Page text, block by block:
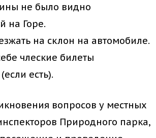
не было видно
на Горе.
на склон на автомобиле.
члеские билеты
есть).
вопросов у местных
Природного парка,